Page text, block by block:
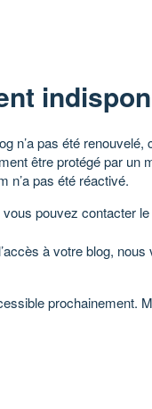
n’a pas été renouvelé,
être protégé par un
n’a pas été réactivé.
pouvez contacter
à votre blog,
prochainement.